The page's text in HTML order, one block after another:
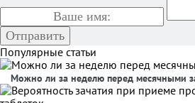
Популярные статьи
Можно ли за неделю перед месячными